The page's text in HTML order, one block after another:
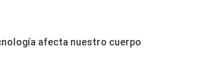
afecta nuestro cuerpo